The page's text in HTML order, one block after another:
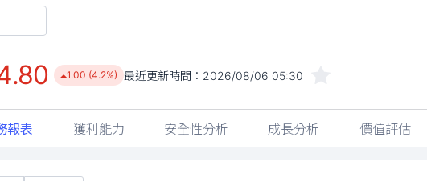
1.00 (4.2%) 最近更新時間： 2026/08/06 05:30
報表 獲利能力 安全性分析 成長分析 價值評估